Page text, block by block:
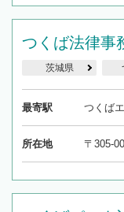
つくば法律事
茨城県
最寄駅 つくば
所在地 〒305-